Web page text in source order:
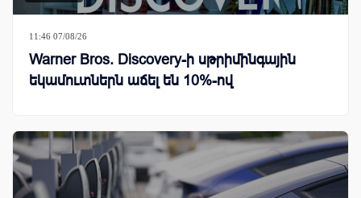
11:46 07/08/26
Warner Bros. Discovery-ի սթրիմինգային
եկամուտներն աճել են 10%-ով